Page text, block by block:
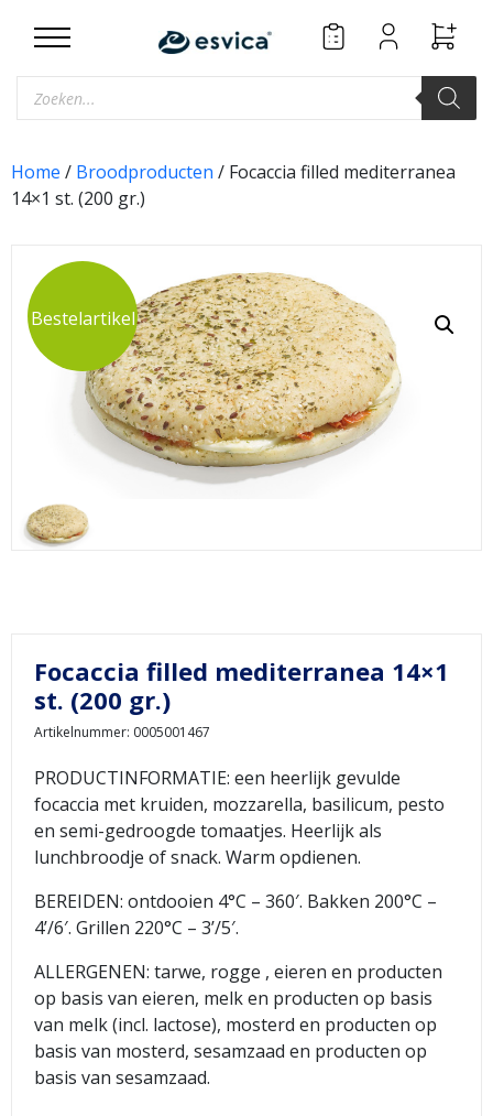
Producten
zoeken
Home / Broodproducten / Focaccia filled mediterranea
14×1 st. (200 gr.)
Bestelartikel
Focaccia filled mediterranea 14×1
st. (200 gr.)
Artikelnummer: 0005001467
PRODUCTINFORMATIE: een heerlijk gevulde
focaccia met kruiden, mozzarella, basilicum, pesto
en semi-gedroogde tomaatjes. Heerlijk als
lunchbroodje of snack. Warm opdienen.
BEREIDEN: ontdooien 4°C – 360′. Bakken 200°C –
4’/6′. Grillen 220°C – 3’/5′.
ALLERGENEN: tarwe, rogge , eieren en producten
op basis van eieren, melk en producten op basis
van melk (incl. lactose), mosterd en producten op
basis van mosterd, sesamzaad en producten op
basis van sesamzaad.